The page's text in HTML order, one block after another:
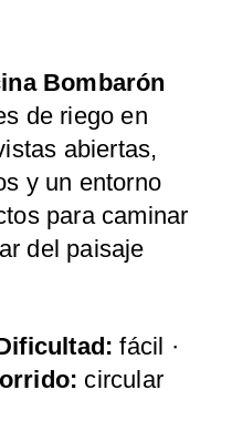
Bombarón
de riego en
abiertas,
y un entorno
para caminar
del paisaje
fácil ·
circular